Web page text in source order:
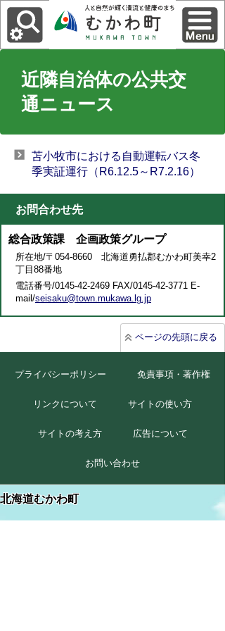
近隣自治体の公共交
通ニュース
苫小牧市における自動運転バス冬
季実証運行（R6.12.5～R7.2.16）
お問合わせ先
総合政策課 企画政策グループ
所在地/〒054-8660 北海道勇払郡むかわ町美幸2
丁目88番地
電話番号/0145-42-2469 FAX/0145-42-3771 E-
mail/seisaku@town.mukawa.lg.jp
ページの先頭に戻る
プライバシーポリシー 免責事項・著作権
リンクについて サイトの使い方
サイトの考え方 広告について
お問い合わせ
北海道むかわ町